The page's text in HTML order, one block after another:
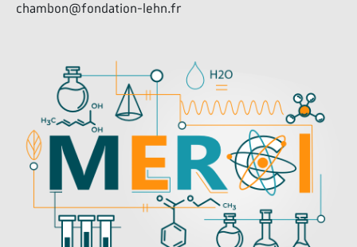
chambon@fondation-lehn.fr